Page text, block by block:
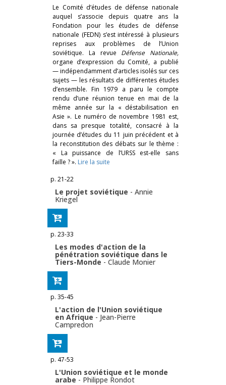
Le Comité d’études de défense nationale
auquel s’associe depuis quatre ans la
Fondation pour les études de défense
nationale (FEDN) s’est intéressé à plusieurs
reprises aux problèmes de l’Union
soviétique. La revue Défense Nationale,
organe d’expression du Comité, a publié
— indépendamment d’articles isolés sur ces
sujets — les résultats de différentes études
d’ensemble. Fin 1979 a paru le compte
rendu d’une réunion tenue en mai de la
même année sur la « déstabilisation en
Asie ». Le numéro de novembre 1981 est,
dans sa presque totalité, consacré à la
journée d’études du 11 juin précédent et à
la reconstitution des débats sur le thème :
« La puissance de l’URSS est-elle sans
faille ? ». Lire la suite
p. 21-22
Le projet soviétique - Annie
Kriegel
p. 23-33
Les modes d'action de la
pénétration soviétique dans le
Tiers-Monde - Claude Monier
p. 35-45
L'action de l'Union soviétique
en Afrique - Jean-Pierre
Campredon
p. 47-53
L'Union soviétique et le monde
arabe - Philippe Rondot